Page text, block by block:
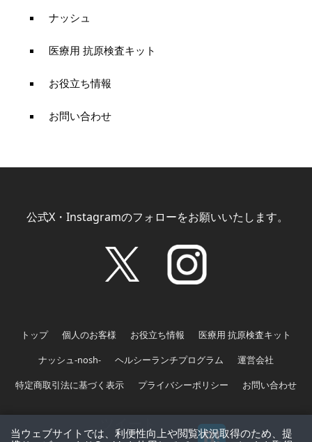
ナッシュ
医療用 抗原検査キット
お役立ち情報
お問い合わせ
公式X・Instagramのフォローをお願いいたします。
トップ 個人のお客様 お役立ち情報
医療用 抗原検査キット
ナッシュ-nosh-
ヘルシーランチプログラム
運営会社
特定商取引法に基づく表示
プライバシーポリシー お問い合わせ
ツイート